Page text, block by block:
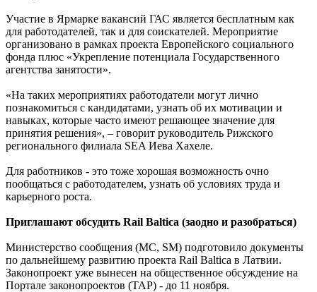
Участие в Ярмарке вакансий ГАС является бесплатным как
для работодателей, так и для соискателей. Мероприятие
организовано в рамках проекта Европейского социального
фонда плюс «Укрепление потенциала Государственного
агентства занятости».
«На таких мероприятиях работодатели могут лично
познакомиться с кандидатами, узнать об их мотивации и
навыках, которые часто имеют решающее значение для
принятия решения», – говорит руководитель Рижского
регионального филиала SEA Иева Хахеле.
Для работников - это тоже хорошая возможность очно
пообщаться с работодателем, узнать об условиях труда и
карьерного роста.
Приглашают обсудить Rail Baltica (заодно и разобраться)
Министерство сообщения (МС, SM) подготовило документы
по дальнейшему развитию проекта Rail Baltica в Латвии.
Законопроект уже вынесен на общественное обсуждение на
Портале законопроектов (TAP) - до 11 ноября.